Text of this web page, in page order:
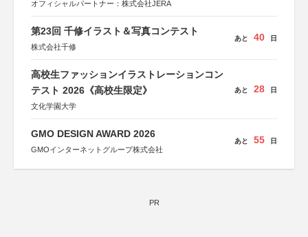
オフィシャルパートナー：株式会社JERA
第23回 千修イラスト＆写真コンテスト
株式会社千修
あと 40 日
高校生ファッションイラストレーションコン
テスト 2026《高校生限定》
文化学園大学
あと 28 日
GMO DESIGN AWARD 2026
GMOインターネットグループ株式会社
あと 55 日
PR